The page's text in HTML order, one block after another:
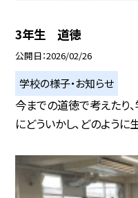
3年生 道徳
公開日 2026/02/26
学校の様子・お知らせ
今までの道徳で考えたり
にどういかし、どのように